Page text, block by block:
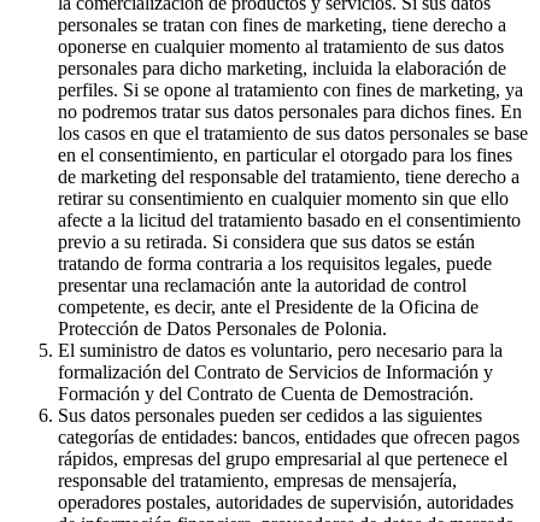
personales se tratan con fines de marketing, tiene derecho a
oponerse en cualquier momento al tratamiento de sus datos
personales para dicho marketing, incluida la elaboración de
perfiles. Si se opone al tratamiento con fines de marketing, ya
no podremos tratar sus datos personales para dichos fines. En
los casos en que el tratamiento de sus datos personales se base
en el consentimiento, en particular el otorgado para los fines
de marketing del responsable del tratamiento, tiene derecho a
retirar su consentimiento en cualquier momento sin que ello
afecte a la licitud del tratamiento basado en el consentimiento
previo a su retirada. Si considera que sus datos se están
tratando de forma contraria a los requisitos legales, puede
presentar una reclamación ante la autoridad de control
competente, es decir, ante el Presidente de la Oficina de
Protección de Datos Personales de Polonia.
El suministro de datos es voluntario, pero necesario para la
formalización del Contrato de Servicios de Información y
Formación y del Contrato de Cuenta de Demostración.
Sus datos personales pueden ser cedidos a las siguientes
categorías de entidades: bancos, entidades que ofrecen pagos
rápidos, empresas del grupo empresarial al que pertenece el
responsable del tratamiento, empresas de mensajería,
operadores postales, autoridades de supervisión, autoridades